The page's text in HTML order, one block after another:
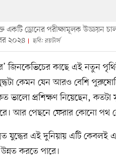
একটি ড্রোনের পরীক্ষামূলক উড্ডয়ন
২০২৪
ছবি: রয়টার্স
জিনকেভিচের কাছে এই নতুন
কেমন যেন আরও বেশি
প্রশিক্ষণ নিয়েছেন, কতটা
আর পেছনে ফেরার কোনো পথ
যুদ্ধের এই দুনিয়ায় এটি কেবলই
করতে পারে।